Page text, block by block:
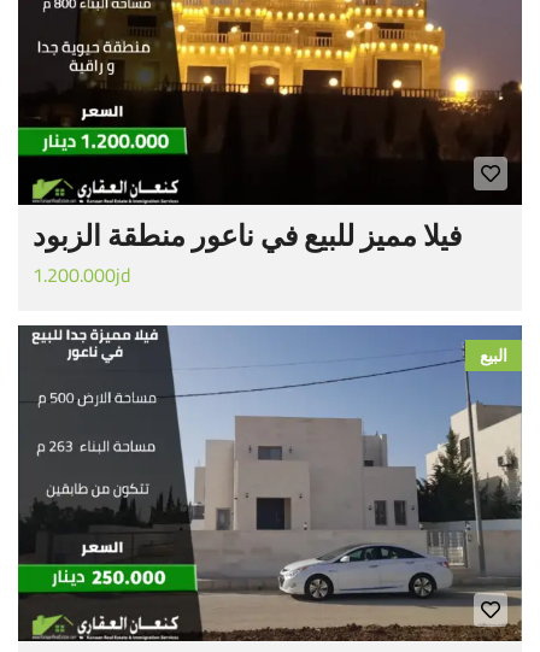
فيلا مميز للبيع في ناعور منطقة الزبود
1.200.000jd
البيع